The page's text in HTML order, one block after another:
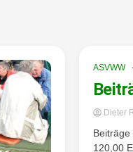
ASVWW
Dieter
120,00